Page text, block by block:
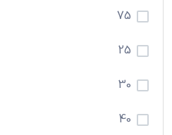
75
25
30
40